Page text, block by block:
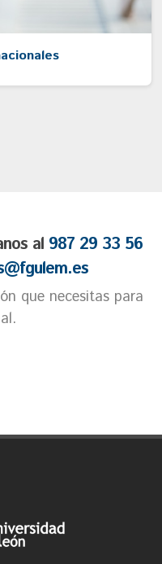
al 987 29 33 56
que necesitas para